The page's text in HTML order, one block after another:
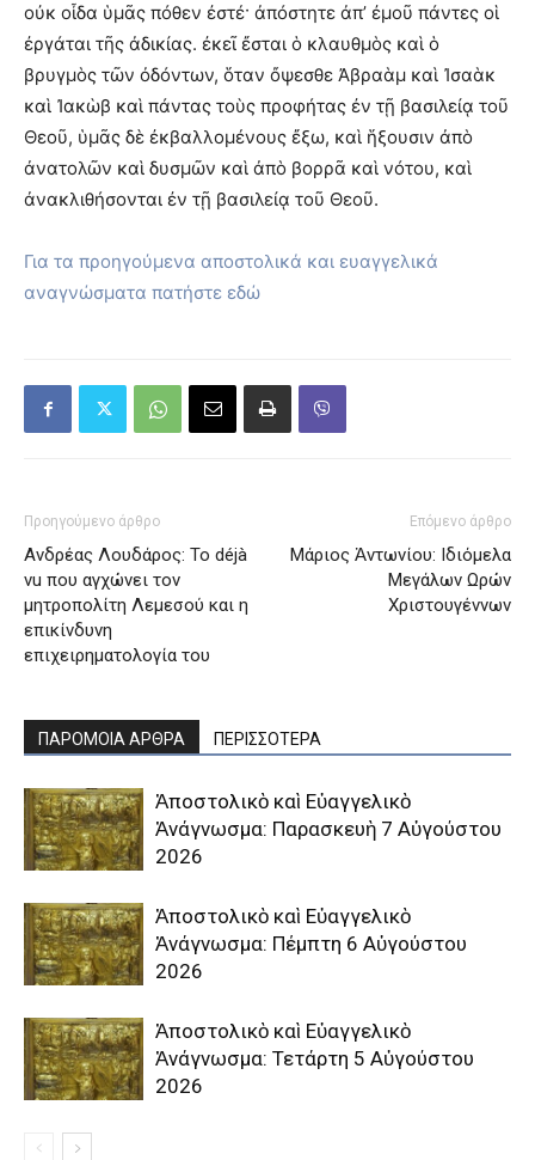
οὐκ οἶδα ὑμᾶς πόθεν ἐστέ· ἀπόστητε ἀπ’ ἐμοῦ πάντες οἱ
ἐργάται τῆς ἀδικίας. ἐκεῖ ἔσται ὁ κλαυθμὸς καὶ ὁ
βρυγμὸς τῶν ὀδόντων, ὅταν ὄψεσθε Ἀβραὰμ καὶ Ἰσαὰκ
καὶ Ἰακὼβ καὶ πάντας τοὺς προφήτας ἐν τῇ βασιλείᾳ τοῦ
Θεοῦ, ὑμᾶς δὲ ἐκβαλλομένους ἔξω, καὶ ἥξουσιν ἀπὸ
ἀνατολῶν καὶ δυσμῶν καὶ ἀπὸ βορρᾶ καὶ νότου, καὶ
ἀνακλιθήσονται ἐν τῇ βασιλείᾳ τοῦ Θεοῦ.
Για τα προηγούμενα αποστολικά και ευαγγελικά
αναγνώσματα πατήστε εδώ
Προηγούμενο άρθρο
Ανδρέας Λουδάρος: Το déjà
vu που αγχώνει τον
μητροπολίτη Λεμεσού και η
επικίνδυνη
επιχειρηματολογία του
Επόμενο άρθρο
Μάριος Ἀντωνίου: Ιδιόμελα
Μεγάλων Ωρών
Χριστουγέννων
ΠΑΡΟΜΟΙΑ ΑΡΘΡΑ ΠΕΡΙΣΣΟΤΕΡΑ
Ἀποστολικὸ καὶ Εὐαγγελικὸ
Ἀνάγνωσμα: Παρασκευὴ 7 Αὐγούστου
2026
Ἀποστολικὸ καὶ Εὐαγγελικὸ
Ἀνάγνωσμα: Πέμπτη 6 Αὐγούστου
2026
Ἀποστολικὸ καὶ Εὐαγγελικὸ
Ἀνάγνωσμα: Τετάρτη 5 Αὐγούστου
2026